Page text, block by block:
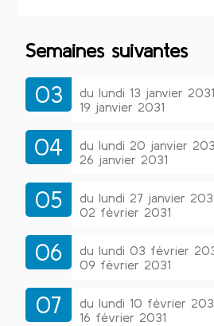
Semaines suivantes
03
du lundi 13 janvier
19 janvier 2031
04
du lundi 20 janvier
26 janvier 2031
05
du lundi 27 janvier
02 février 2031
06
du lundi 03 février
09 février 2031
07
du lundi 10 février
16 février 2031